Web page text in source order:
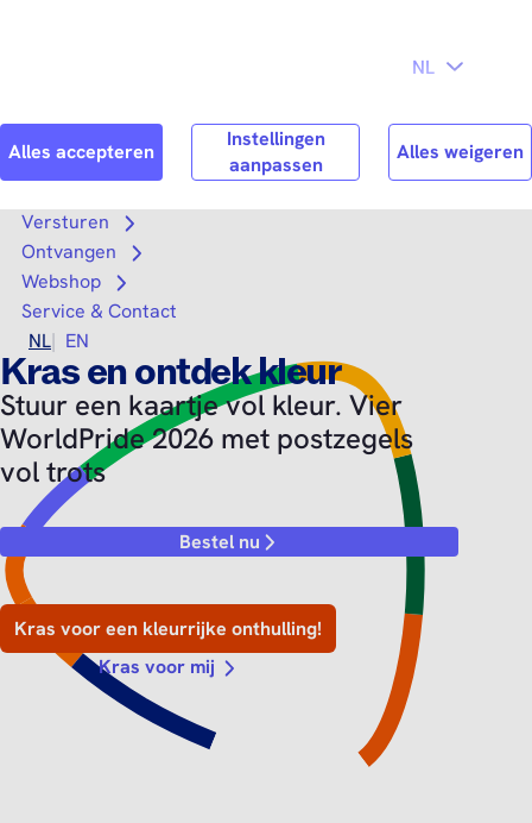
Search Zoek
Versturen
Open submenu
Ontvangen
Open submenu
Webshop
Open submenu
Service & Contact
NL
EN
Kras en ontdek kleur
Stuur een kaartje vol kleur. Vier
WorldPride 2026 met postzegels
vol trots
Bestel nu
Kras voor een kleurrijke onthulling!
Kras voor mij